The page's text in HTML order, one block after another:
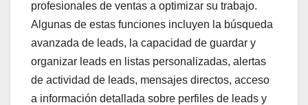
profesionales de ventas a optimizar su trabajo.
Algunas de estas funciones incluyen la búsqueda
avanzada de leads, la capacidad de guardar y
organizar leads en listas personalizadas, alertas
de actividad de leads, mensajes directos, acceso
a información detallada sobre perfiles de leads y